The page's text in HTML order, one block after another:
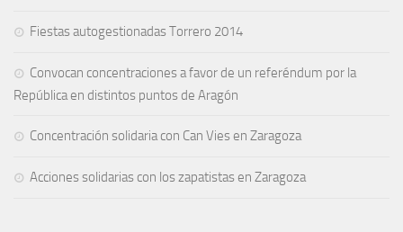
Fiestas autogestionadas Torrero 2014
Convocan concentraciones a favor de un referéndum por la
República en distintos puntos de Aragón
Concentración solidaria con Can Vies en Zaragoza
Acciones solidarias con los zapatistas en Zaragoza